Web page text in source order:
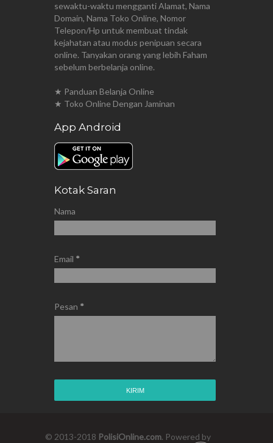
sewaktu-waktu mengganti Alamat, Nama
Domain, Nama Toko Online, Nomor
Telepon/Hp untuk membuat tindak
kejahatan atau modus penipuan secara
online. Tanyakan orang yang lebih Faham
sebelum berbelanja online.
★ Panduan Belanja Online
★ Toko Online Dengan Jaminan
App Android
Kotak Saran
Nama
Email *
Pesan *
© 2013-2018 PolisiOnline.com. Powered by